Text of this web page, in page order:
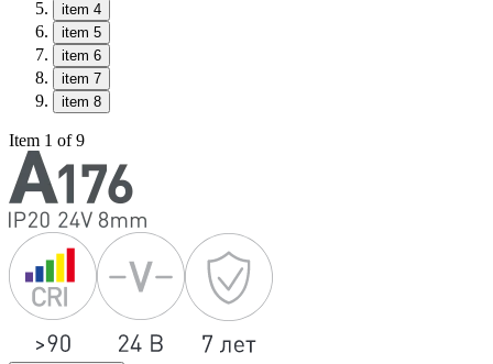
item 4
item 5
item 6
item 7
item 8
Item 1 of 9